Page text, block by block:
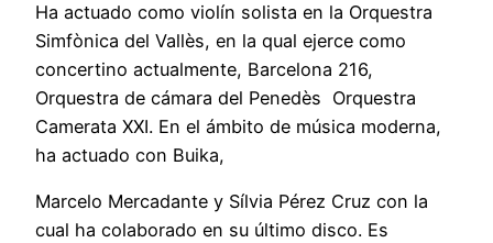
Ha actuado como violín solista en la Orquestra
Simfònica del Vallès, en la qual ejerce como
concertino actualmente, Barcelona 216,
Orquestra de cámara del Penedès Orquestra
Camerata XXI. En el ámbito de música moderna,
ha actuado con Buika,
Marcelo Mercadante y Sílvia Pérez Cruz con la
cual ha colaborado en su último disco. Es